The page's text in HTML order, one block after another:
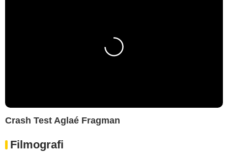
Crash Test Aglaé Fragman
Filmografi